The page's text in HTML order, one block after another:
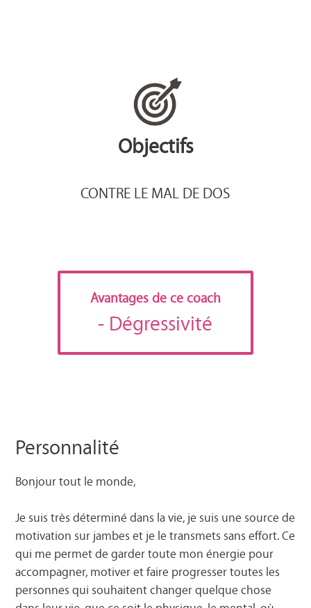
Objectifs
CONTRE LE MAL DE DOS
Avantages de ce coach
- Dégressivité
Personnalité
Bonjour tout le monde,
Je suis très déterminé dans la vie, je suis une source de
motivation sur jambes et je le transmets sans effort. Ce
qui me permet de garder toute mon énergie pour
accompagner, motiver et faire progresser toutes les
personnes qui souhaitent changer quelque chose